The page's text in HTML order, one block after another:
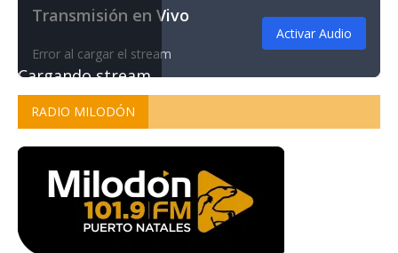
Cargando stream...
Transmisión en Vivo
Error al cargar el stream
Activar Audio
RADIO MILODÓN